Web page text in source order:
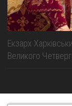
Екзарх
Великого